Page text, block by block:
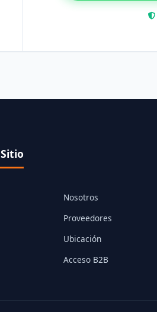
Nosotros
Proveedores
Ubicación
Acceso B2B